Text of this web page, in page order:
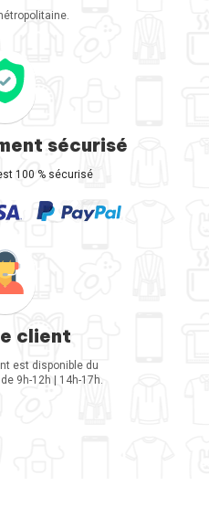
sécurisé
100 % sécurisé
client
est disponible du
9h-12h | 14h-17h.